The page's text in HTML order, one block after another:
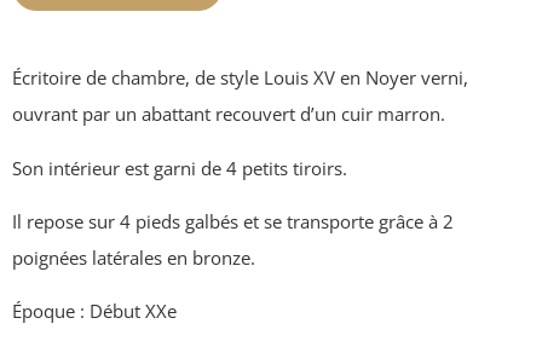
Écritoire de chambre, de style Louis XV en Noyer verni,
ouvrant par un abattant recouvert d’un cuir marron.
Son intérieur est garni de 4 petits tiroirs.
Il repose sur 4 pieds galbés et se transporte grâce à 2
poignées latérales en bronze.
Époque : Début XXe